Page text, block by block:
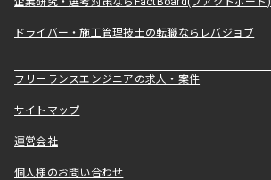
ドライバー・施工管理技士の転職ならレバジョブ
フリーランスエンジニアの求人・案件
サイトマップ
運営会社
個人様のお問い合わせ